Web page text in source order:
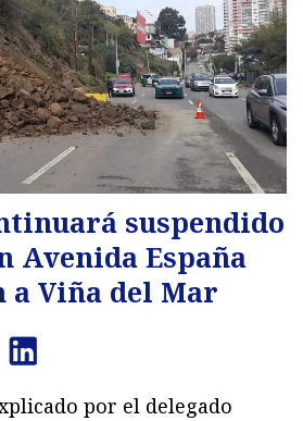
suspendido
Avenida España
a Viña del Mar
por el delegado